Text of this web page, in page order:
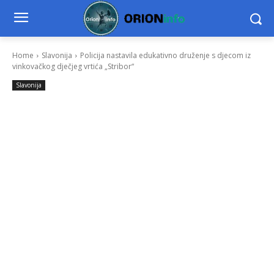
Home Slavonija
Policija nastavila edukativno druženje s djecom iz
vinkovačkog dječjeg vrtića „Stribor“
Slavonija